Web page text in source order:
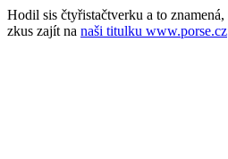
Hodil sis čtyřistačtverku a to
zkus zajít na naši titulku www.porse.cz